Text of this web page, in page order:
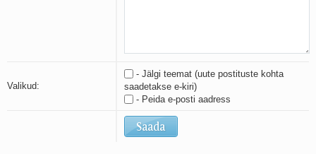
Valikud:
- Jälgi teemat (uute postituste kohta
saadetakse e-kiri)
- Peida e-posti aadress